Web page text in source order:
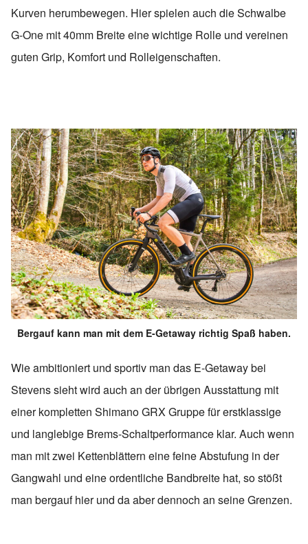
Kurven herumbewegen. Hier spielen auch die Schwalbe
G-One mit 40mm Breite eine wichtige Rolle und vereinen
guten Grip, Komfort und Rolleigenschaften.
Bergauf kann man mit dem E-Getaway richtig Spaß haben.
Wie ambitioniert und sportiv man das E-Getaway bei
Stevens sieht wird auch an der übrigen Ausstattung mit
einer kompletten Shimano GRX Gruppe für erstklassige
und langlebige Brems-Schaltperformance klar. Auch wenn
man mit zwei Kettenblättern eine feine Abstufung in der
Gangwahl und eine ordentliche Bandbreite hat, so stößt
man bergauf hier und da aber dennoch an seine Grenzen.